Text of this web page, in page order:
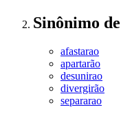
Sinônimo de
afastarao
apartarão
desunirao
divergirão
separarao